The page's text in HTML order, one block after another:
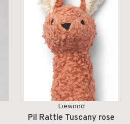
Liewood
Pil Rattle Tuscany rose